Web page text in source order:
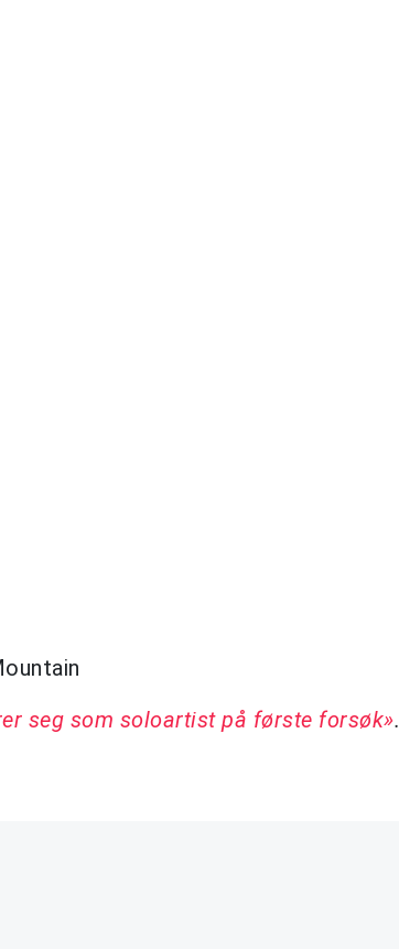
seg som soloartist på første forsøk».